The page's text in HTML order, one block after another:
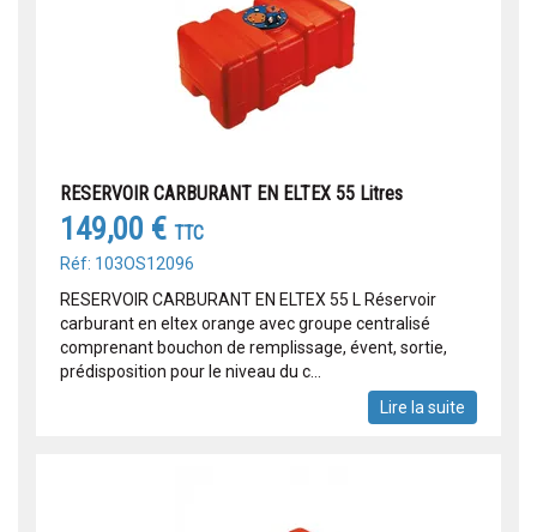
RESERVOIR CARBURANT EN ELTEX 55 Litres
149,00 € TTC
Réf: 103OS12096
RESERVOIR CARBURANT EN ELTEX 55 L Réservoir
carburant en eltex orange avec groupe centralisé
comprenant bouchon de remplissage, évent, sortie,
prédisposition pour le niveau du c...
Lire la suite